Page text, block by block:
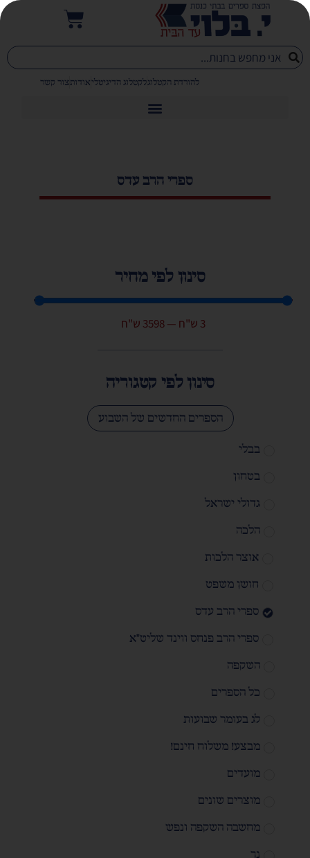
להורדת הקטלוגלקטלוג הדיגיטליאודותצור קשר
ספרי הרב עדס
סינון לפי מחיר
3 ש"ח —
3598 ש"ח
סינון לפי קטגוריה
הספרים החדשים של השבוע
בבלי
בטחון
גדולי ישראל
הלכה
אוצר הלכות
חושן משפט
ספרי הרב עדס
ספרי הרב פנחס ווינד שליט"א
השקפה
כל הספרים
לג בעומר שבועות
מבצע! משלוח חינם!
מועדים
מוצרים שונים
מחשבה השקפה ונפש
נך